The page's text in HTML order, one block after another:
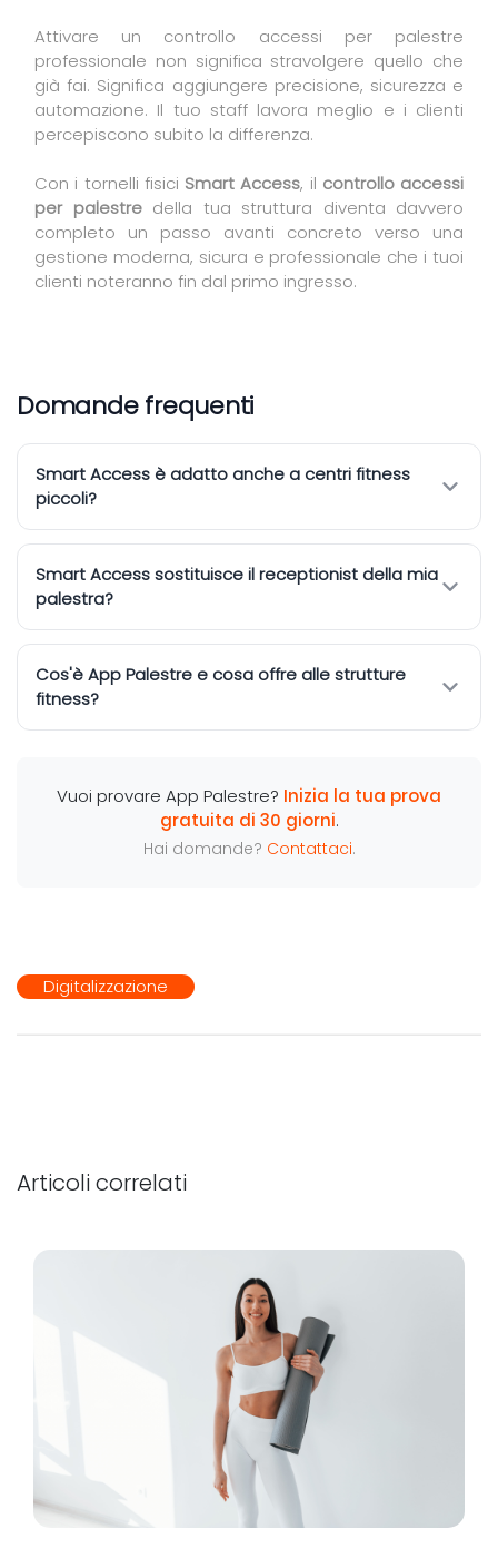
Attivare un controllo accessi per palestre
professionale non significa stravolgere quello che
già fai. Significa aggiungere precisione, sicurezza e
automazione. Il tuo staff lavora meglio e i clienti
percepiscono subito la differenza.
Con i tornelli fisici Smart Access, il controllo accessi
per palestre della tua struttura diventa davvero
completo un passo avanti concreto verso una
gestione moderna, sicura e professionale che i tuoi
clienti noteranno fin dal primo ingresso.
Domande frequenti
Smart Access è adatto anche a centri fitness
piccoli?
Smart Access sostituisce il receptionist della mia
palestra?
Cos'è App Palestre e cosa offre alle strutture
fitness?
Vuoi provare App Palestre? Inizia la tua prova
gratuita di 30 giorni.
Hai domande? Contattaci.
Digitalizzazione
Articoli correlati